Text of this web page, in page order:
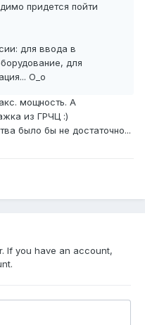
придется пойти
для ввода в
для
О_о
мощность. А
из ГРЧЦ :)
было бы не достаточно...
If you have an account,